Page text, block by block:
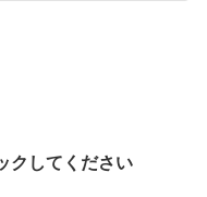
クしてください